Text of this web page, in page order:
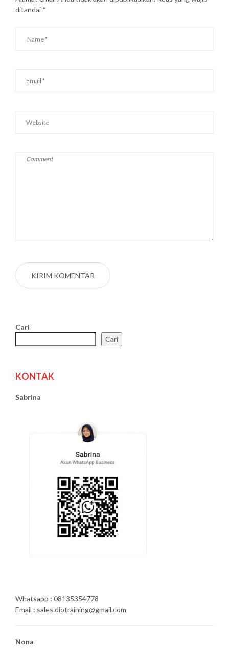
ditandai *
Cari
Cari
KONTAK
Sabrina
Whatsapp : 08135354778
Email : sales.diotraining@gmail.com
Nona